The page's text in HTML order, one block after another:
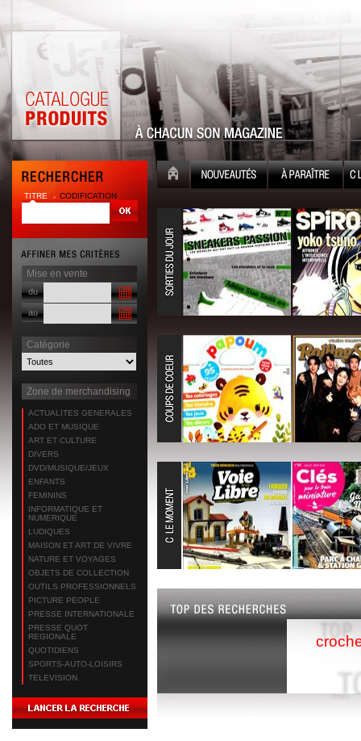
TITRE CODIFICATION
Mise en vente
du
au
Catégorie
Zone de merchandising
ACTUALITES GENERALES
ADO ET MUSIQUE
ART ET CULTURE
DIVERS
DVD/MUSIQUE/JEUX
ENFANTS
FEMININS
INFORMATIQUE ET
NUMERIQUE
LUDIQUES
MAISON ET ART DE VIVRE
NATURE ET VOYAGES
OBJETS DE COLLECTION
OUTILS PROFESSIONNELS
PICTURE PEOPLE
PRESSE INTERNATIONALE
PRESSE QUOT
REGIONALE
QUOTIDIENS
SPORTS-AUTO-LOISIRS
TELEVISION